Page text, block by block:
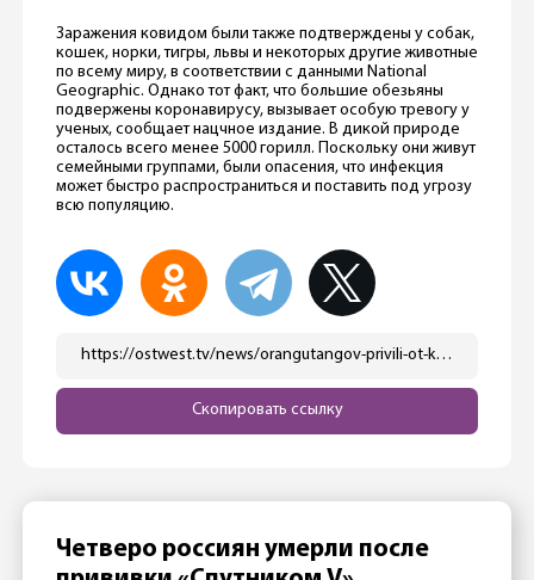
Заражения ковидом были также подтверждены у собак,
кошек, норки, тигры, львы и некоторых другие животные
по всему миру, в соответствии с данными National
Geographic. Однако тот факт, что большие обезьяны
подвержены коронавирусу, вызывает особую тревогу у
ученых, сообщает нацчное издание. В дикой природе
осталось всего менее 5000 горилл. Поскольку они живут
семейными группами, были опасения, что инфекция
может быстро распространиться и поставить под угрозу
всю популяцию.
https://ostwest.tv/news/orangutangov-privili-ot-kovida-v-ssha/
Скопировать ссылку
Четверо россиян умерли после